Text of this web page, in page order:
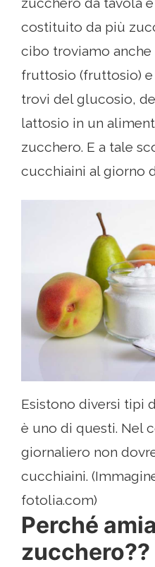
costituito da più
cibo troviamo
fruttosio (fruttosio)
trovi del glucosio,
lattosio in un
zucchero. E a tale
cucchiaini al giorno
Esistono diversi tipi
è uno di questi. Nel
giornaliero non
cucchiaini.
fotolia.com)
Perché
zucchero??